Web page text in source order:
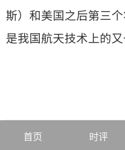
斯）和美国之后第三
是我国航天技术上的又
首页 时评